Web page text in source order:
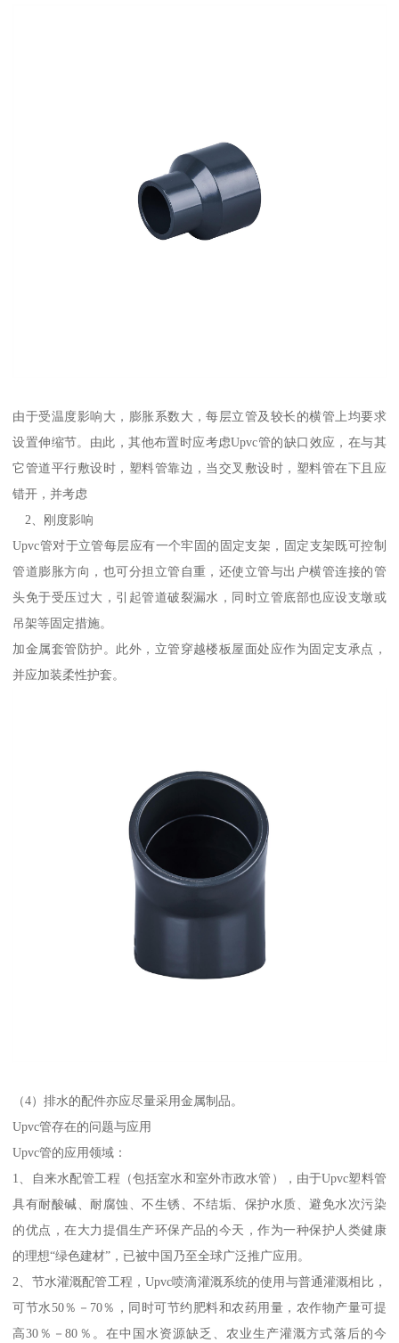
由于受温度影响大，膨胀系数大，每层立管及较长的横管上均要求
设置伸缩节。由此，其他布置时应考虑Upvc管的缺口效应，在与其
它管道平行敷设时，塑料管靠边，当交叉敷设时，塑料管在下且应
错开，并考虑
2、刚度影响
Upvc管对于立管每层应有一个牢固的固定支架，固定支架既可控制
管道膨胀方向，也可分担立管自重，还使立管与出户横管连接的管
头免于受压过大，引起管道破裂漏水，同时立管底部也应设支墩或
吊架等固定措施。
加金属套管防护。此外，立管穿越楼板屋面处应作为固定支承点，
并应加装柔性护套。
（4）排水的配件亦应尽量采用金属制品。
Upvc管存在的问题与应用
Upvc管的应用领域：
1、自来水配管工程（包括室水和室外市政水管），由于Upvc塑料管
具有耐酸碱、耐腐蚀、不生锈、不结垢、保护水质、避免水次污染
的优点，在大力提倡生产环保产品的今天，作为一种保护人类健康
的理想“绿色建材”，已被中国乃至全球广泛推广应用。
2、节水灌溉配管工程，Upvc喷滴灌溉系统的使用与普通灌溉相比，
可节水50％－70％，同时可节约肥料和农药用量，农作物产量可提
高30％－80％。在中国水资源缺乏、农业生产灌溉方式落后的今